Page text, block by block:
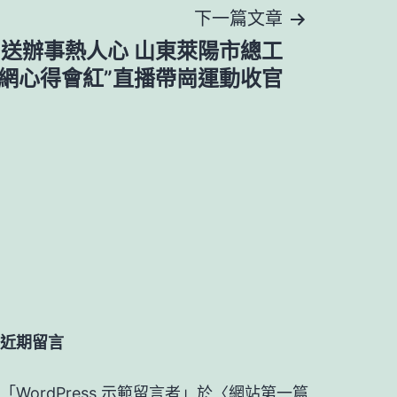
下一篇文章
辦事熱人心 山東萊陽市總工
心得會紅”直播帶崗運動收官
近期留言
「 WordPress 示範留言者 」於〈網站第一篇